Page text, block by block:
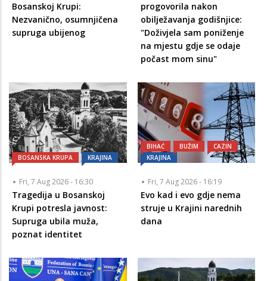
Bosanskoj Krupi:
Nezvanično, osumnjičena
supruga ubijenog
progovorila nakon
obilježavanja godišnjice:
"Doživjela sam poniženje
na mjestu gdje se odaje
počast mom sinu"
BOSANSKA KRUPA KRAJINA
Fri, 7 Aug 2026 - 16:30
Tragedija u Bosanskoj
Krupi potresla javnost:
Supruga ubila muža,
poznat identitet
BIHAĆ BUŽIM
CAZIN
KRAJINA
Fri, 7 Aug 2026 - 16:19
Evo kad i evo gdje nema
struje u Krajini narednih
dana